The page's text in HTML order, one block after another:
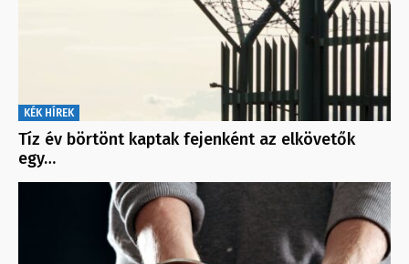
KÉK HÍREK
Tíz év börtönt kaptak fejenként az elkövetők
egy…